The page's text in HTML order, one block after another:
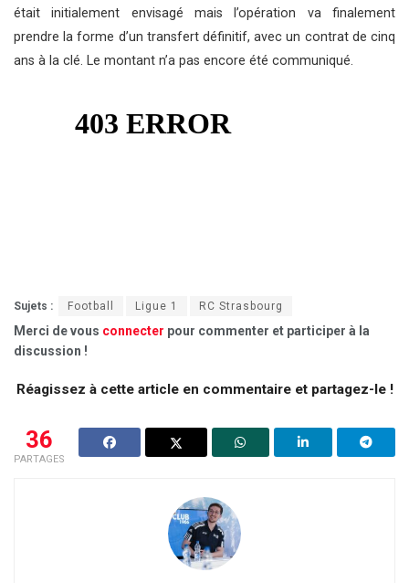
était initialement envisagé mais l’opération va finalement
prendre la forme d’un transfert définitif, avec un contrat de cinq
ans à la clé. Le montant n’a pas encore été communiqué.
Sujets : Football Ligue 1 RC Strasbourg
Merci de vous connecter pour commenter et participer à la
discussion !
Réagissez à cette article en commentaire et partagez-le !
36
PARTAGES